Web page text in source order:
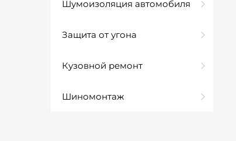
Шумоизоляция автомобиля
Защита от угона
Кузовной ремонт
Шиномонтаж